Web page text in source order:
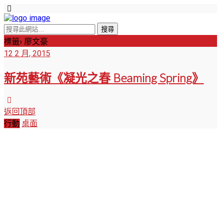
標籤› 廖文豪
12 2 月, 2015
新苑藝術《凝光之春 Beaming Spring》
返回頂部
行動 桌面